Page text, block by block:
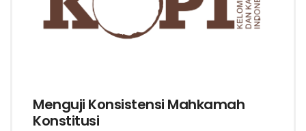
Menguji Konsistensi Mahkamah
Konstitusi